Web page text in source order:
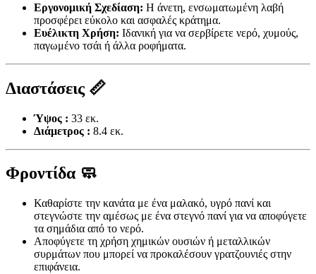
Εργονομική Σχεδίαση: Η άνετη, ενσωματωμένη λαβή
προσφέρει εύκολο και ασφαλές κράτημα.
Ευέλικτη Χρήση: Ιδανική για να σερβίρετε νερό, χυμούς,
παγωμένο τσάι ή άλλα ροφήματα.
Διαστάσεις 📏
Ύψος : 33 εκ.
Διάμετρος : 8.4 εκ.
Φροντίδα 🧼
Καθαρίστε την κανάτα με ένα μαλακό, υγρό πανί και
στεγνώστε την αμέσως με ένα στεγνό πανί για να αποφύγετε
τα σημάδια από το νερό.
Αποφύγετε τη χρήση χημικών ουσιών ή μεταλλικών
συρμάτων που μπορεί να προκαλέσουν γρατζουνιές στην
επιφάνεια.